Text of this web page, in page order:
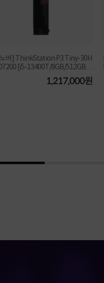
노버] ThinkStation P3 Tiny-30H
[i5-13400T/8GB/512GB N
T400 4G/FreeD...1,217,000원